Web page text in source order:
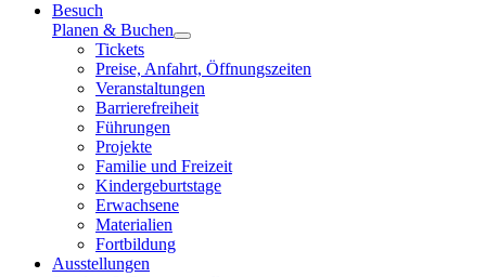
Besuch
Planen & Buchen
Tickets
Preise, Anfahrt, Öffnungszeiten
Veranstaltungen
Barrierefreiheit
Führungen
Projekte
Familie und Freizeit
Kindergeburtstage
Erwachsene
Materialien
Fortbildung
Ausstellungen